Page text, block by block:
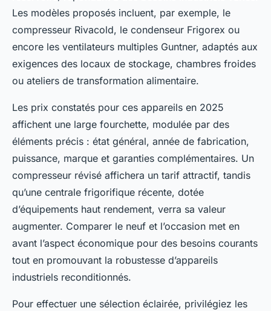
Les modèles proposés incluent, par exemple, le
compresseur Rivacold, le condenseur Frigorex ou
encore les ventilateurs multiples Guntner, adaptés aux
exigences des locaux de stockage, chambres froides
ou ateliers de transformation alimentaire.
Les prix constatés pour ces appareils en 2025
affichent une large fourchette, modulée par des
éléments précis : état général, année de fabrication,
puissance, marque et garanties complémentaires. Un
compresseur révisé affichera un tarif attractif, tandis
qu’une centrale frigorifique récente, dotée
d’équipements haut rendement, verra sa valeur
augmenter. Comparer le neuf et l’occasion met en
avant l’aspect économique pour des besoins courants
tout en promouvant la robustesse d’appareils
industriels reconditionnés.
Pour effectuer une sélection éclairée, privilégiez les